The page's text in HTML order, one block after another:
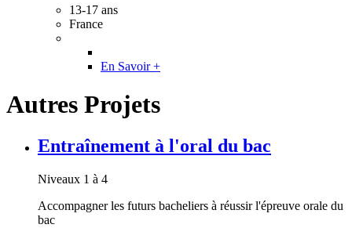
13-17 ans
France
En Savoir +
Autres Projets
Entraînement à l'oral du bac
Niveaux 1 à 4
Accompagner les futurs bacheliers à réussir l'épreuve orale du
bac